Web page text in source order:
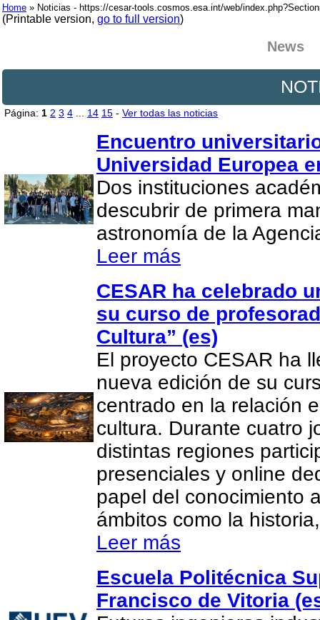
Home » Noticias - https://cesar-tools.cosmos.esa.int/web/
(Printable version, go to full version)
News
Página: 1 2 3 4 14 15 - Ver todas las noticias
Encuentro
Universidad Europea
Dos instituciones
descubrir de primera
astronomía de la
Leer más
CESAR ha celebrado
su curso de
Cultura” (es)
El proyecto CESAR ha
nueva edición de su
centrado en la relación
cultura. Durante cuatro
distintas regiones
presenciales y online
papel del conocimiento
ámbitos como la
Leer más
Escuela Politécnica
Francisco de Vitoria